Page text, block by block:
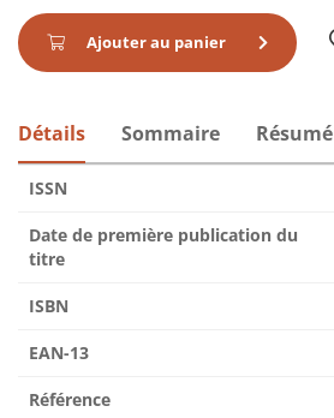
Ajouter au panier
Détails Sommaire Résumé
ISSN
Date de première publication du
titre
ISBN
EAN-13
Référence